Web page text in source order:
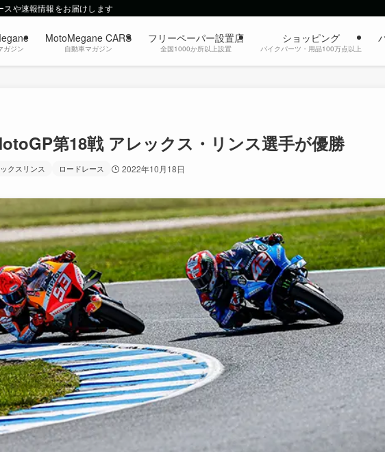
スや速報情報をお届けします
ガジン
MotoMegane CARS
自動車マガジン
フリーペーパー設置店
全国1000か所以上設置
ショッピング
バイクパーツ・用品100万点以上
第18戦 アレックス・リンス選手が優勝
クスリンス ロードレース 2022年10月18日